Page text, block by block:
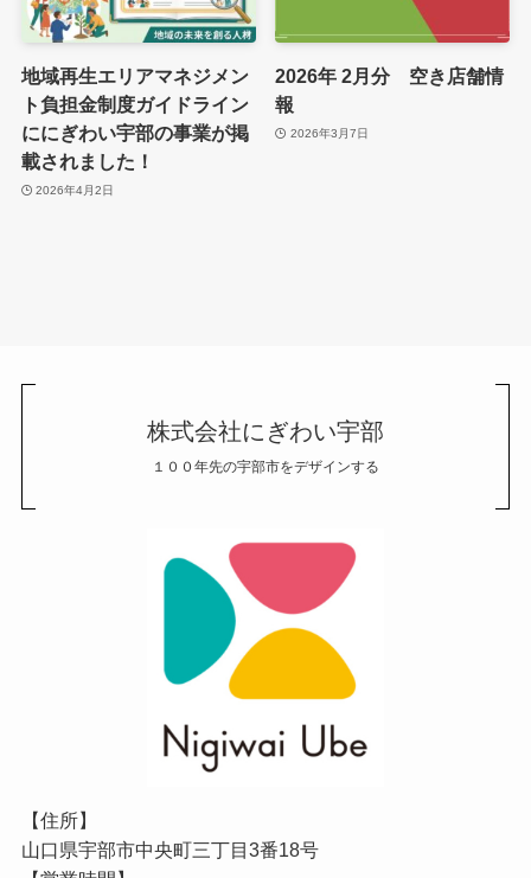
地域再生エリアマネジメン
ト負担金制度ガイドライン
ににぎわい宇部の事業が掲
載されました！
2026年4月2日
2026年 2月分 空き店舗情
報
2026年3月7日
株式会社にぎわい宇部
１００年先の宇部市をデザインする
【住所】
山口県宇部市中央町三丁目3番18号